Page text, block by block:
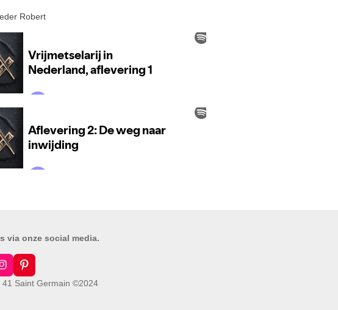
Robert
via onze social media.
I
n
P
i
n
41 Saint Germain ©2024